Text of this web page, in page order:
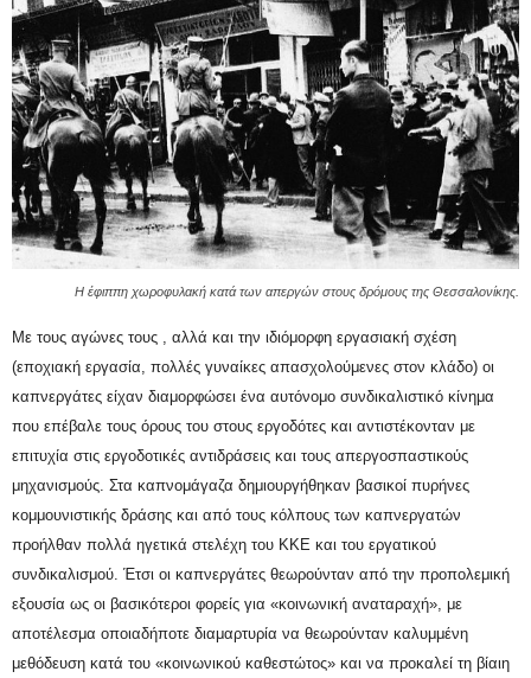
Η έφιππη χωροφυλακή κατά των απεργών στους δρόμους της Θεσσαλονίκης.
Με τους αγώνες τους , αλλά και την ιδιόμορφη εργασιακή σχέση
(εποχιακή εργασία, πολλές γυναίκες απασχολούμενες στον κλάδο) οι
καπνεργάτες είχαν διαμορφώσει ένα αυτόνομο συνδικαλιστικό κίνημα
που επέβαλε τους όρους του στους εργοδότες και αντιστέκονταν με
επιτυχία στις εργοδοτικές αντιδράσεις και τους απεργοσπαστικούς
μηχανισμούς. Στα καπνομάγαζα δημιουργήθηκαν βασικοί πυρήνες
κομμουνιστικής δράσης και από τους κόλπους των καπνεργατών
προήλθαν πολλά ηγετικά στελέχη του ΚΚΕ και του εργατικού
συνδικαλισμού. Έτσι οι καπνεργάτες θεωρούνταν από την προπολεμική
εξουσία ως οι βασικότεροι φορείς για «κοινωνική αναταραχή», με
αποτέλεσμα οποιαδήποτε διαμαρτυρία να θεωρούνταν καλυμμένη
μεθόδευση κατά του «κοινωνικού καθεστώτος» και να προκαλεί τη βίαιη